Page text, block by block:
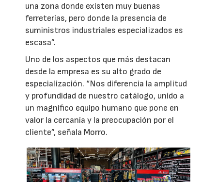
una zona donde existen muy buenas
ferreterías, pero donde la presencia de
suministros industriales especializados es
escasa”.
Uno de los aspectos que más destacan
desde la empresa es su alto grado de
especialización. “Nos diferencia la amplitud
y profundidad de nuestro catálogo, unido a
un magnífico equipo humano que pone en
valor la cercanía y la preocupación por el
cliente”, señala Morro.